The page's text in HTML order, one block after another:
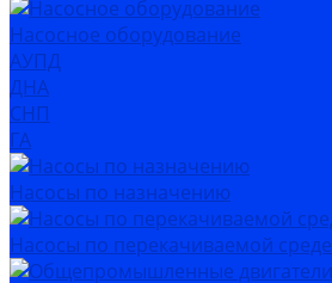
Насосное оборудование
АУПД
ДНА
СНП
ГА
Насосы по назначению
Насосы по перекачиваемой среде